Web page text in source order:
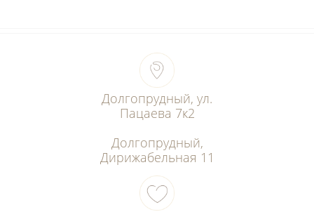
Долгопрудный, ул.
Пацаева 7к2
Долгопрудный,
Дирижабельная 11